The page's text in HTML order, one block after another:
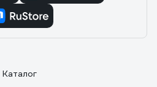
Каталог